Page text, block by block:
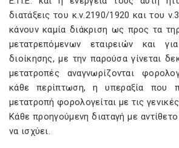
διατάξεις του κ.ν.2190/1920 και του
κάνουν καμία διάκριση ως προς τα
μετατρεπόμενων εταιρειών και
διοίκησης, με την παρούσα γίνεται
μετατροπές αναγνωρίζονται
κάθε περίπτωση, η υπεραξία που
μετατροπή φορολογείται με τις
Κάθε προηγούμενη διαταγή με
να ισχύει.